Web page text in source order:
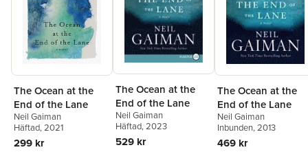
The Ocean at the
End of the Lane
Neil Gaiman
Häftad, 2021
299 kr
The Ocean at the
End of the Lane
Neil Gaiman
Häftad, 2023
529 kr
The Ocean at the
End of the Lane
Neil Gaiman
Inbunden, 2013
469 kr